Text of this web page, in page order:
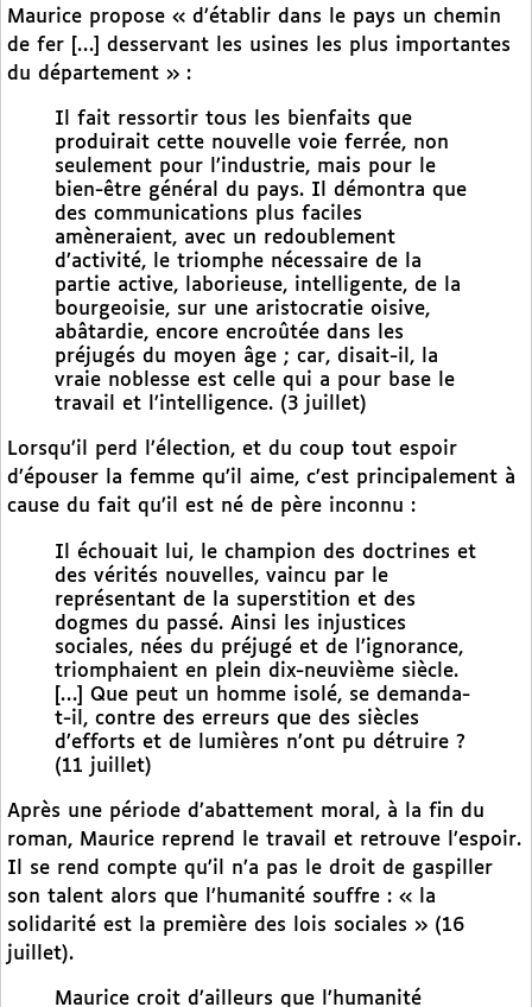
Maurice propose « d’établir dans le pays un chemin
de fer […] desservant les usines les plus importantes
du département » :
Il fait ressortir tous les bienfaits que
produirait cette nouvelle voie ferrée, non
seulement pour l’industrie, mais pour le
bien-être général du pays. Il démontra que
des communications plus faciles
amèneraient, avec un redoublement
d’activité, le triomphe nécessaire de la
partie active, laborieuse, intelligente, de la
bourgeoisie, sur une aristocratie oisive,
abâtardie, encore encroûtée dans les
préjugés du moyen âge ; car, disait-il, la
vraie noblesse est celle qui a pour base le
travail et l’intelligence. (3 juillet)
Lorsqu’il perd l’élection, et du coup tout espoir
d’épouser la femme qu’il aime, c’est principalement à
cause du fait qu’il est né de père inconnu :
Il échouait lui, le champion des doctrines et
des vérités nouvelles, vaincu par le
représentant de la superstition et des
dogmes du passé. Ainsi les injustices
sociales, nées du préjugé et de l’ignorance,
triomphaient en plein dix-neuvième siècle.
[…] Que peut un homme isolé, se demanda-
t-il, contre des erreurs que des siècles
d’efforts et de lumières n’ont pu détruire ?
(11 juillet)
Après une période d’abattement moral, à la fin du
roman, Maurice reprend le travail et retrouve l’espoir.
Il se rend compte qu’il n’a pas le droit de gaspiller
son talent alors que l’humanité souffre : « la
solidarité est la première des lois sociales » (16
juillet).
Maurice croit d’ailleurs que l’humanité